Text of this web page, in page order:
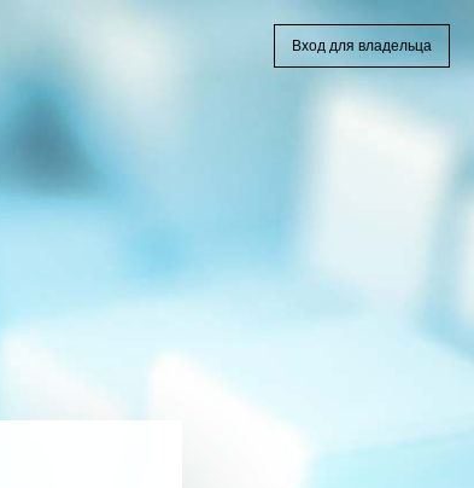
Вход для владельца